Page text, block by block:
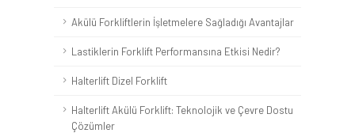
Akülü Forkliftlerin İşletmelere Sağladığı Avantajlar
Lastiklerin Forklift Performansına Etkisi Nedir?
Halterlift Dizel Forklift
Halterlift Akülü Forklift: Teknolojik ve Çevre Dostu
Çözümler